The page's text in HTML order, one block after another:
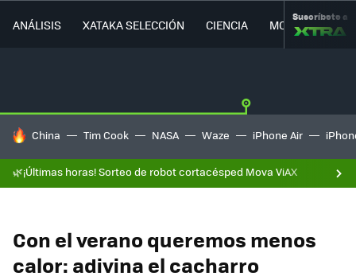
ANÁLISIS XATAKA SELECCIÓN CIENCIA MOVILIDAD
Suscríbete a
HOY SE HABLA DE
China Tim Cook NASA Waze iPhone Air
🌿¡Últimas horas! Sorteo de robot cortacésped Mova ViAX
Con el verano queremos menos
calor: adivina el cacharro